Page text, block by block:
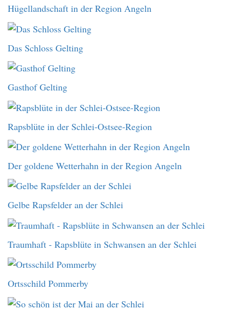
Hügellandschaft in der Region Angeln
Das Schloss Gelting
Gasthof Gelting
Rapsblüte in der Schlei-Ostsee-Region
Der goldene Wetterhahn in der Region Angeln
Gelbe Rapsfelder an der Schlei
Traumhaft - Rapsblüte in Schwansen an der Schlei
Ortsschild Pommerby